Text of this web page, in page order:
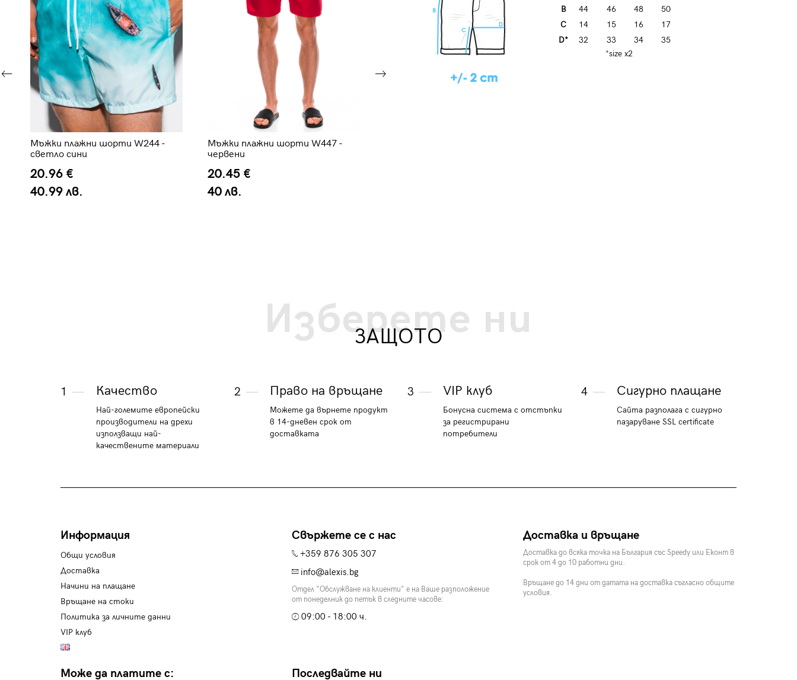
Мъжки плажни шорти W244 -
светло сини
20.96 €
40.99 лв.
Мъжки плажни шорти W447 -
червени
20.45 €
40 лв.
B
44 46 48
50
C
14 15 16
17
D*
32 33 34
35
*size x2
Изберете ни
ЗАЩОТО
1 Качество
Най-големите европейски
производители на дрехи
използващи най-
качествените материали
2 Право на връщане
Можете да върнете продукт
в 14-дневен срок от
доставката
3 VIP клуб
Бонусна система с отстъпки
за регистрирани
потребители
4 Сигурно плащане
Сайта разполага с сигурно
пазаруване SSL certificate
Информация
Общи условия
Доставка
Начини на плащане
Връщане на стоки
Политика за личните данни
VIP клуб
Свържете се с нас
+359 876 305 307
info@alexis.bg
Отдел "Обслужване на клиенти" е на Ваше разположение
от понеделник до петък в следните часове:
09:00 - 18:00 ч.
Доставка и връщане
Доставка до всяка точка на България със Speedy или Еконт в
срок от 4 до 10 работни дни.
Връщане до 14 дни от датата на доставка съгласно общите
условия.
Може да платите с: Последвайте ни